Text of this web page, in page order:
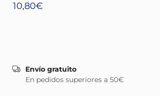
10,80€
Envío gratuito
En pedidos superiores a 50€